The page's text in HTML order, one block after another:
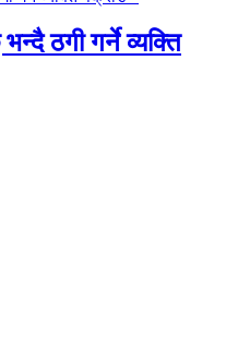
ठगी गर्ने व्यक्ति